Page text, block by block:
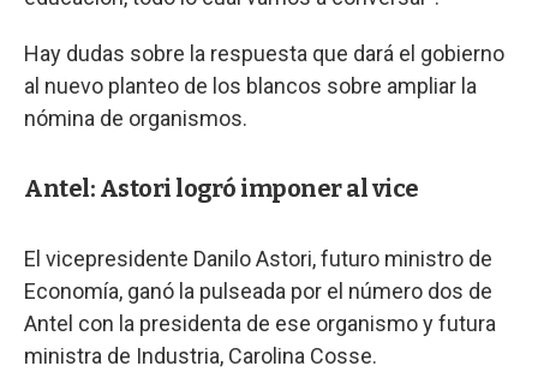
Hay dudas sobre la respuesta que dará el gobierno
al nuevo planteo de los blancos sobre ampliar la
nómina de organismos.
Antel: Astori logró imponer al vice
El vicepresidente Danilo Astori, futuro ministro de
Economía, ganó la pulseada por el número dos de
Antel con la presidenta de ese organismo y futura
ministra de Industria, Carolina Cosse.